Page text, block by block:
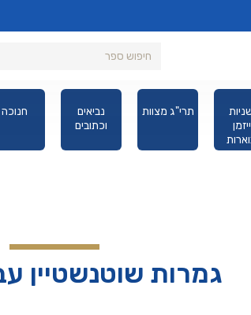
חנוכה
נביאים
וכתובים
תרי"ג מצוות
כיס
גמרות שוטנשטיין